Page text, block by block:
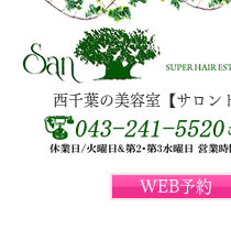
WEB予約
西千葉の美容室【サロン